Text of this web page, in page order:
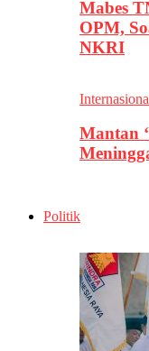
Mabes
OPM,
NKRI
Mantan
Politik